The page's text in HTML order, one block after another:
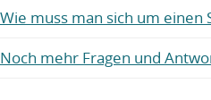
Wie muss man sich um einen
Noch mehr Fragen und